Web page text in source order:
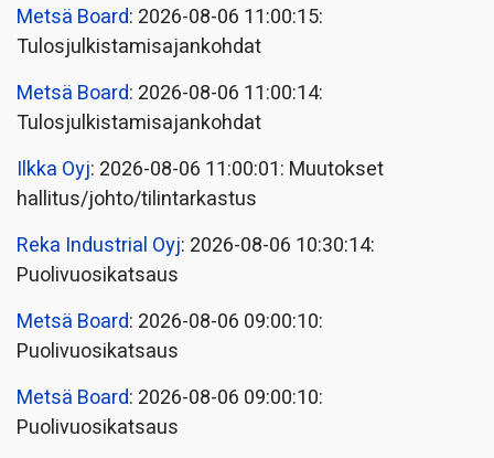
Metsä Board: 2026-08-06 11:00:15:
Tulosjulkistamisajankohdat
Metsä Board: 2026-08-06 11:00:14:
Tulosjulkistamisajankohdat
Ilkka Oyj: 2026-08-06 11:00:01: Muutokset
hallitus/johto/tilintarkastus
Reka Industrial Oyj: 2026-08-06 10:30:14:
Puolivuosikatsaus
Metsä Board: 2026-08-06 09:00:10:
Puolivuosikatsaus
Metsä Board: 2026-08-06 09:00:10:
Puolivuosikatsaus